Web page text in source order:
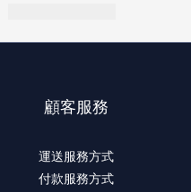
顧客服務
運送服務方式
付款服務方式